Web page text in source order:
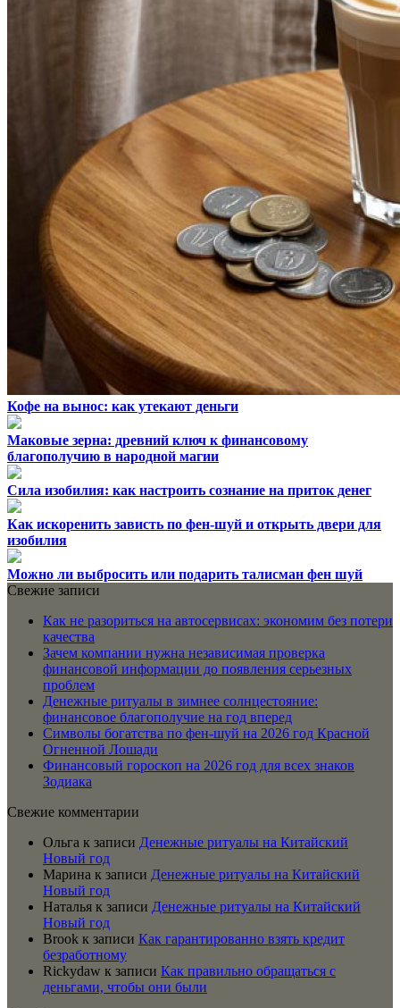
Кофе на вынос: как утекают деньги
Маковые зерна: древний ключ к финансовому
благополучию в народной магии
Сила изобилия: как настроить сознание на приток денег
Как искоренить зависть по фен-шуй и открыть двери для
изобилия
Можно ли выбросить или подарить талисман фен шуй
Свежие записи
Как не разориться на автосервисах: экономим без потери
качества
Зачем компании нужна независимая проверка
финансовой информации до появления серьезных
проблем
Денежные ритуалы в зимнее солнцестояние:
финансовое благополучие на год вперед
Символы богатства по фен-шуй на 2026 год Красной
Огненной Лошади
Финансовый гороскоп на 2026 год для всех знаков
Зодиака
Свежие комментарии
Ольга к записи Денежные ритуалы на Китайский
Новый год
Марина к записи Денежные ритуалы на Китайский
Новый год
Наталья к записи Денежные ритуалы на Китайский
Новый год
Brook к записи Как гарантированно взять кредит
безработному
Rickydaw к записи Как правильно обращаться с
деньгами, чтобы они были